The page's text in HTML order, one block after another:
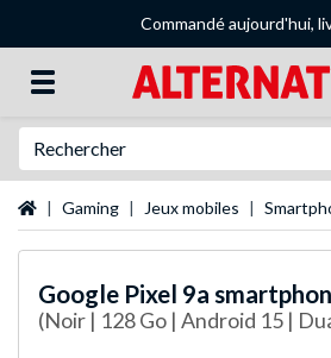
Commandé aujourd'hui,
Page d'accueil
Gaming Jeux mobiles
Google Pixel 9a
(Noir | 128 Go | Android 15 |